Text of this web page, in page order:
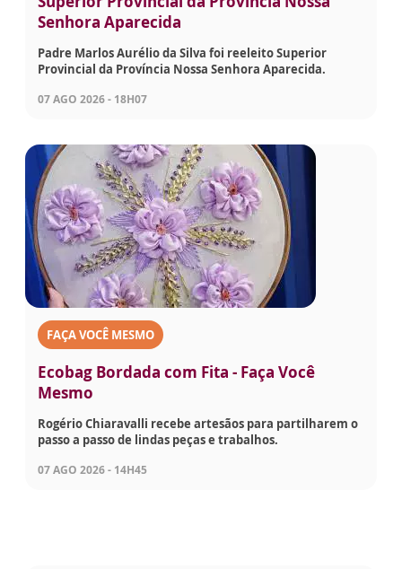
Senhora Aparecida
Padre Marlos Aurélio da Silva foi reeleito Superior
Provincial da Província Nossa Senhora Aparecida.
07 AGO 2026 - 18H07
FAÇA VOCÊ MESMO
Ecobag Bordada com Fita - Faça Você
Mesmo
Rogério Chiaravalli recebe artesãos para partilharem o
passo a passo de lindas peças e trabalhos.
07 AGO 2026 - 14H45